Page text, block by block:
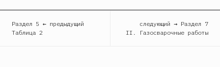
Раздел 5 ← предыдущий
Таблица 2
следующий → Раздел 7
II. Газосварочные работы